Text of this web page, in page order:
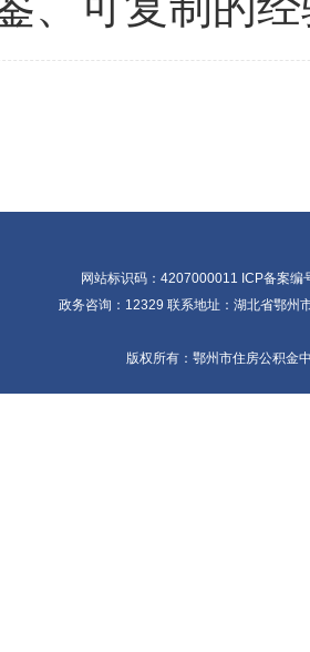
网站标识码：4207000011 ICP备案
政务咨询：12329 联系地址：湖北省鄂州
版权所有：鄂州市住房公积金